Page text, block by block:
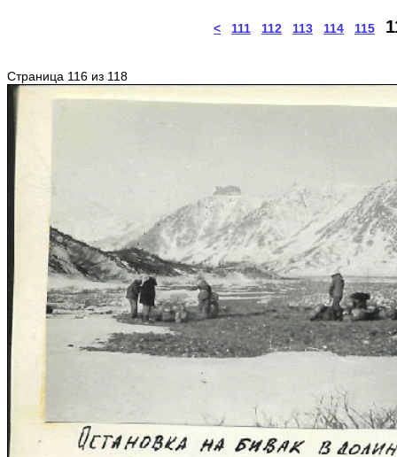
< 111 112 113 114 115
Страница 116 из 118